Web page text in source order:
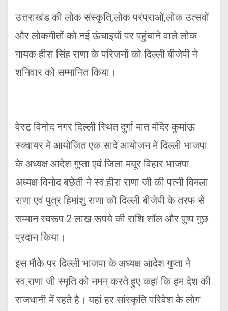
उत्तराखंड की लोक संस्कृति,लोक परंपराओं,लोक उत्सवों
और लोकगीतों को नई ऊंचाइयों पर पहुंचाने वाले लोक
गायक हीरा सिंह राणा के परिजनों को दिल्ली बीजेपी ने
शनिवार को सम्मानित किया।
वेस्ट विनोद नगर दिल्ली स्थित दुर्गा मात मंदिर कुमांऊ
स्क्वायर में आयोजित एक सादे आयोजन में दिल्ली भाजपा
के अध्यक्ष आदेश गुप्ता एवं जिला मयूर विहार भाजपा
अध्यक्ष विनोद बछेती ने स्व.हीरा राणा जी की पत्नी विमला
राणा एवं पुत्र हिमांशु राणा को दिल्ली बीजेपी के तरफ से
सम्मान स्वरूप 2 लाख रूपये की राशि शॉल और पुष्प गुछ
प्रदान किया।
इस मौके पर दिल्ली भाजपा के अध्यक्ष आदेश गुप्ता ने
स्व.राणा जी स्मृति को नमन् करते हुए कहां कि हम देश की
राजधानी में रहते है। यहां हर सांस्कृति परिवेश के लोग